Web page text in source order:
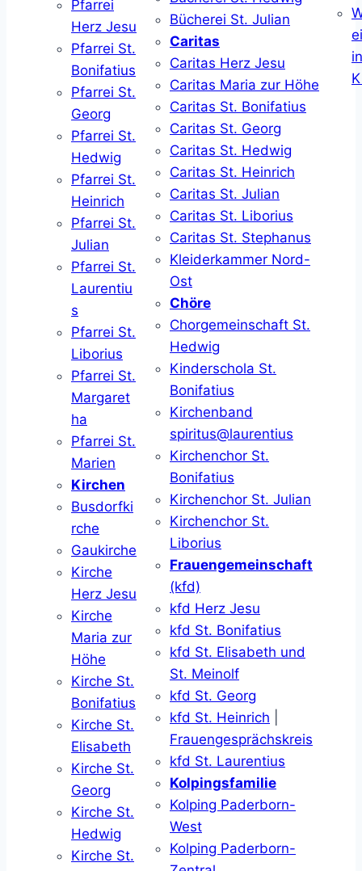
Pfarrei
Herz Jesu
Pfarrei St.
Bonifatius
Pfarrei St.
Georg
Pfarrei St.
Hedwig
Pfarrei St.
Heinrich
Pfarrei St.
Julian
Pfarrei St.
Laurentiu
s
Pfarrei St.
Liborius
Pfarrei St.
Margaret
ha
Pfarrei St.
Marien
Kirchen
Busdorfki
rche
Gaukirche
Kirche
Herz Jesu
Kirche
Maria zur
Höhe
Kirche St.
Bonifatius
Kirche St.
Elisabeth
Kirche St.
Georg
Kirche St.
Hedwig
Kirche St.
Bücherei St. Julian
Caritas
Caritas Herz Jesu
Caritas Maria zur Höhe
Caritas St. Bonifatius
Caritas St. Georg
Caritas St. Hedwig
Caritas St. Heinrich
Caritas St. Julian
Caritas St. Liborius
Caritas St. Stephanus
Kleiderkammer Nord-
Ost
Chöre
Chorgemeinschaft St.
Hedwig
Kinderschola St.
Bonifatius
Kirchenband
spiritus@laurentius
Kirchenchor St.
Bonifatius
Kirchenchor St. Julian
Kirchenchor St.
Liborius
Frauengemeinschaft
(kfd)
kfd Herz Jesu
kfd St. Bonifatius
kfd St. Elisabeth und
St. Meinolf
kfd St. Georg
kfd St. Heinrich
Frauengesprächskreis
kfd St. Laurentius
Kolpingsfamilie
Kolping Paderborn-
West
Kolping Paderborn-